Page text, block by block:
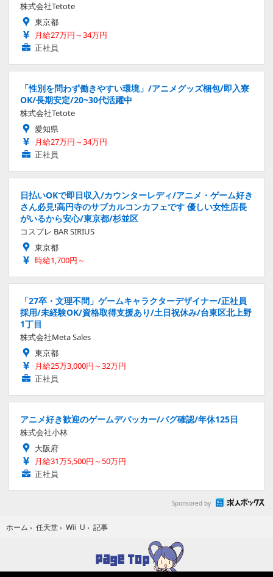
株式会社Tetote
東京都
月給27万円～34万円
正社員
「性別を問わず働きやすい環境」/アニメグッズ梱包/即入寮
OK/長期安定/20~30代活躍中
株式会社Tetote
愛知県
月給27万円～34万円
正社員
日払いOKで即日収入/カウンターレディ/アニメ・ゲーム好き
さん必見!高円寺のサブカルコンカフェです 優しい女性店長
がいるから安心/東京都/杉並区
コスプレ BAR SIRIUS
東京都
時給1,700円～
「27卒・文理不問」ゲームキャラクターデザイナー/正社員
採用/未経験OK/資格取得支援あり/土日祝休み/台東区北上野
1丁目
株式会社Meta Sales
東京都
月給25万3,000円～32万円
正社員
アニメ好き歓迎のゲームデバッカー/バグ確認/年休125日
株式会社小林
大阪府
月給31万5,500円～50万円
正社員
Sponsored by
ホーム › 任天堂 › Wii U › 記事